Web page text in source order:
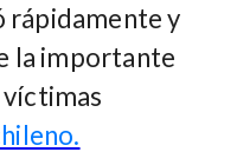
rápidamente y
la importante